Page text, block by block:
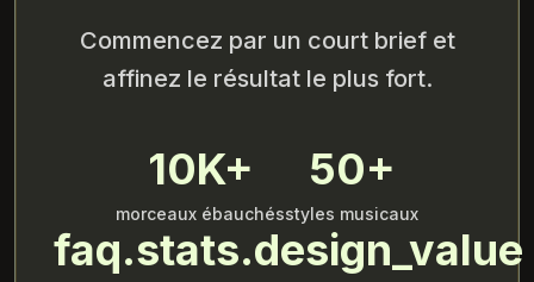
Commencez par un court brief et
affinez le résultat le plus fort.
10K+
morceaux ébauchés
50+
styles musicaux
faq.stats.design_value